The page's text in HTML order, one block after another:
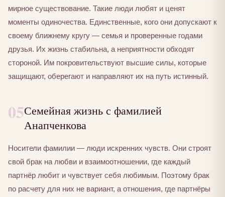
мирное существование. Такие люди любят и ценят
моменты одиночества. Единственные, кого они допускают к
своему ближнему кругу — семья и проверенные годами
друзья. Их жизнь стабильна, а неприятности обходят
стороной. Им покровительствуют высшие силы, которые
защищают, оберегают и направляют их на путь истинный.
05Семейная жизнь с фамилией
Анапченкова
Носители фамилии — люди искренних чувств. Они строят
свой брак на любви и взаимоотношении, где каждый
партнёр любит и чувствует себя любимым. Поэтому брак
по расчету для них не вариант, а отношения, где партнёры